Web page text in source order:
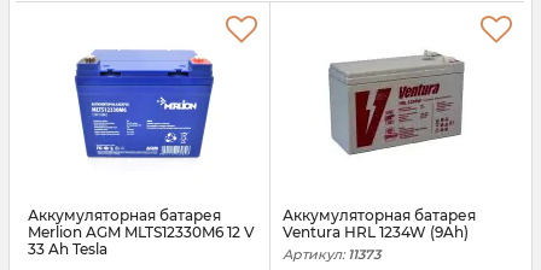
Аккумуляторная батарея
Merlion AGM MLTS12330M6 12 V
33 Ah Tesla
Аккумуляторная батарея
Ventura HRL 1234W (9Ah)
Артикул: 11373